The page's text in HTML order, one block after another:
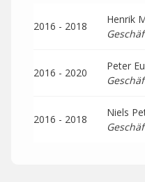
2016 - 2018
Henrik
2016 - 2020
Peter
2016 - 2018
Niels